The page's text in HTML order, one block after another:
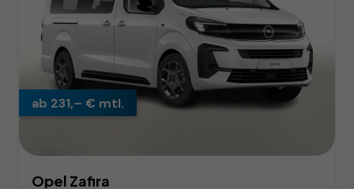
ab 231,– € mtl.
Opel Zafira